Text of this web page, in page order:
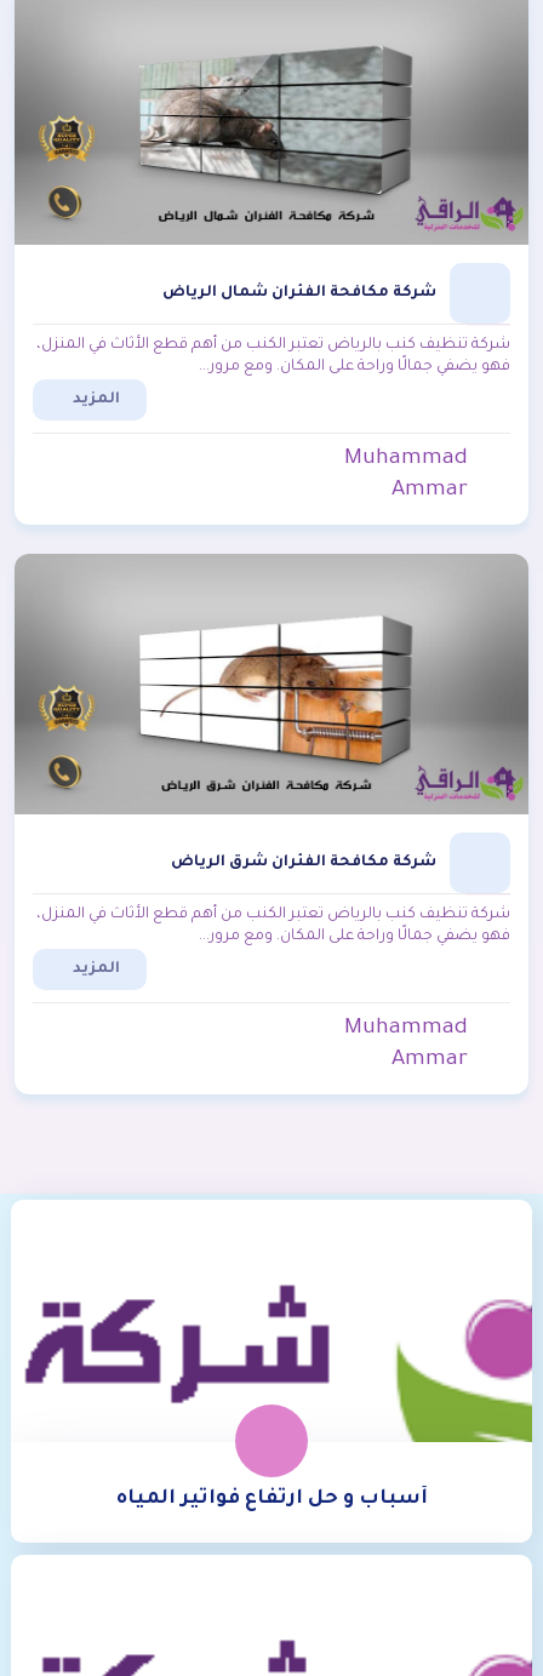
شركة مكافحة الفئران شمال الرياض
شركة تنظيف كنب بالرياض تعتبر الكنب من أهم قطع الأثاث في المنزل،
فهو يضفي جمالًا وراحة على المكان. ومع مرور...
المزيد
Muhammad
Ammar
شركة مكافحة الفئران شرق الرياض
شركة تنظيف كنب بالرياض تعتبر الكنب من أهم قطع الأثاث في المنزل،
فهو يضفي جمالًا وراحة على المكان. ومع مرور...
المزيد
Muhammad
Ammar
أسباب و حل ارتفاع فواتير المياه